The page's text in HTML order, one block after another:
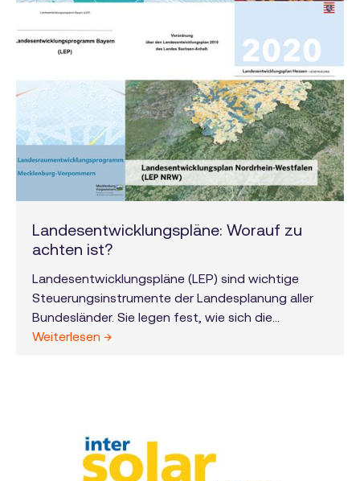
Landesentwicklungspläne: Worauf zu
achten ist?
Landesentwicklungspläne (LEP) sind wichtige
Steuerungsinstrumente der Landesplanung aller
Bundesländer. Sie legen fest, wie sich die
Raumordnung für Bereiche wie Siedlung,
in Regionalplänen (REP) für einzelne Teilräume der
Bundesländer weiter konkretisiert und räumlich
zugewiesen.
Weiterlesen →